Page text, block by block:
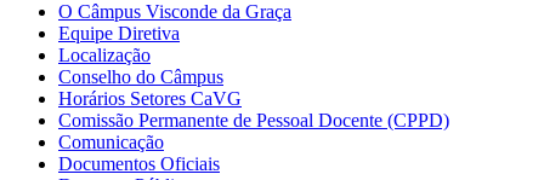
O Câmpus Visconde da Graça
Equipe Diretiva
Localização
Conselho do Câmpus
Horários Setores CaVG
Comissão Permanente de Pessoal Docente (CPPD)
Comunicação
Documentos Oficiais